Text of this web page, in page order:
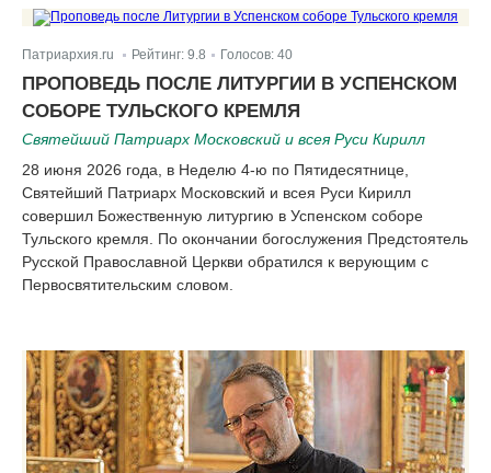
Патриархия.ru Рейтинг: 9.8 Голосов: 40
ПРОПОВЕДЬ ПОСЛЕ ЛИТУРГИИ В УСПЕНСКОМ
СОБОРЕ ТУЛЬСКОГО КРЕМЛЯ
Святейший Патриарх Московский и всея Руси Кирилл
28 июня 2026 года, в Неделю 4-ю по Пятидесятнице,
Святейший Патриарх Московский и всея Руси Кирилл
совершил Божественную литургию в Успенском соборе
Тульского кремля. По окончании богослужения Предстоятель
Русской Православной Церкви обратился к верующим с
Первосвятительским словом.